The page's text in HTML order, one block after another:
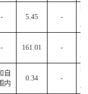
- 5.45 -
约
性
- 161.01 -
约
性
自
内
0. 34 -
约
性